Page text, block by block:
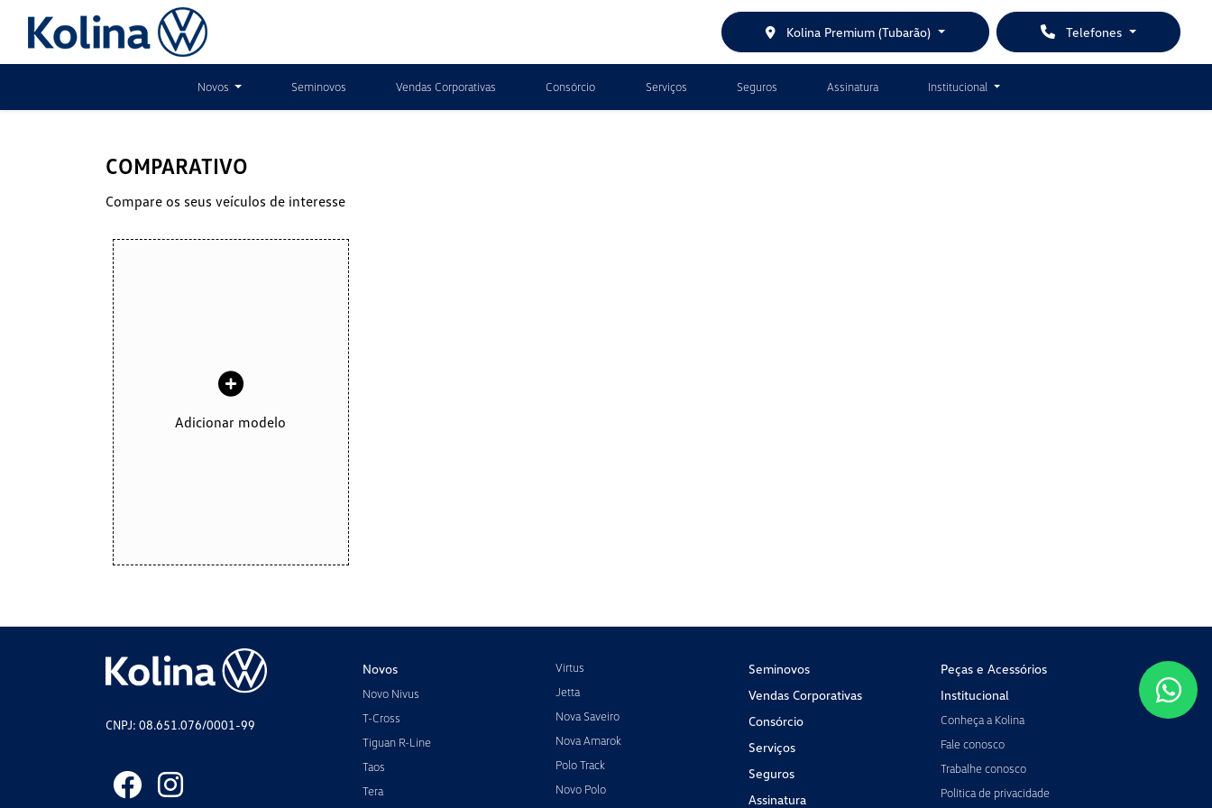
Telefones
Kolina Premium (Tubarão)
Novos Seminovos Vendas Corporativas Consórcio Serviços Seguros Assinatura Institucional
COMPARATIVO
Compare os seus veículos de interesse
Adicionar modelo
CNPJ: 08.651.076/0001-99
Novos
Novo Nivus
T-Cross
Tiguan R-Line
Taos
Tera
Virtus
Jetta
Nova Saveiro
Nova Amarok
Polo Track
Novo Polo
Seminovos
Vendas Corporativas
Consórcio
Serviços
Seguros
Assinatura
Peças e Acessórios
Institucional
Conheça a Kolina
Fale conosco
Trabalhe conosco
Política de privacidade